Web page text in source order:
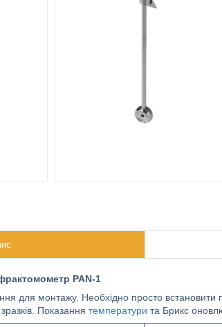
PAN-1
для монтажу. Необхідно просто встановити
Показання температури та Брикс